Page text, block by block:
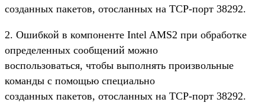
созданных пакетов, отосланных на TCP-порт 38292.
2. Ошибкой в компоненте Intel AMS2 при обработке
определенных сообщений можно
воспользоваться, чтобы выполнять произвольные
команды с помощью специально
созданных пакетов, отосланных на TCP-порт 38292.